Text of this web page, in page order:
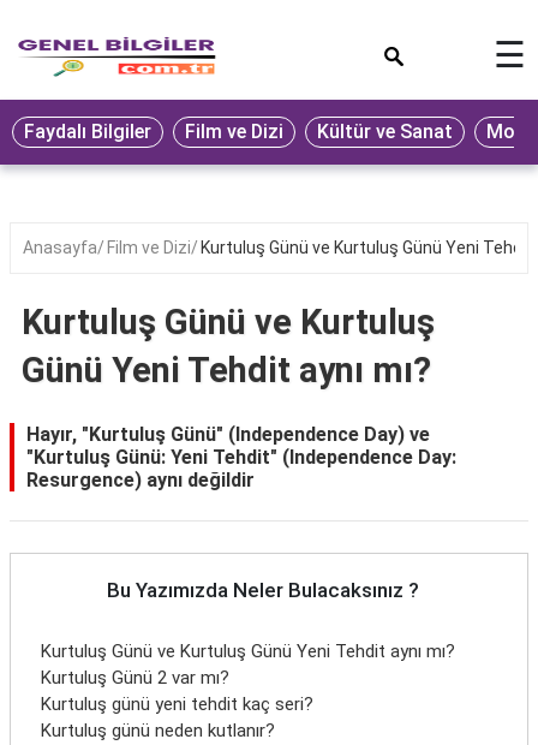
Eğitim
Ekonomi
Seyahat
Oyun
Yaşam
Hukuk
Blog
☰
Faydalı Bilgiler Film ve Dizi Kültür ve Sanat
Anasayfa Film ve Dizi Kurtuluş Günü ve Kurtuluş Günü Yeni Tehdit
Kurtuluş Günü ve Kurtuluş
Günü Yeni Tehdit aynı mı?
Hayır, "Kurtuluş Günü" (Independence Day) ve
"Kurtuluş Günü: Yeni Tehdit" (Independence Day:
Resurgence) aynı değildir
Bu Yazımızda Neler Bulacaksınız ?
Kurtuluş Günü ve Kurtuluş Günü Yeni Tehdit aynı mı?
Kurtuluş Günü 2 var mı?
Kurtuluş günü yeni tehdit kaç seri?
Kurtuluş günü neden kutlanır?